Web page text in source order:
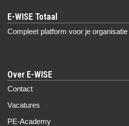
Compleet platform voor je organisatie
Over E-WISE
Contact
Vacatures
PE-Academy